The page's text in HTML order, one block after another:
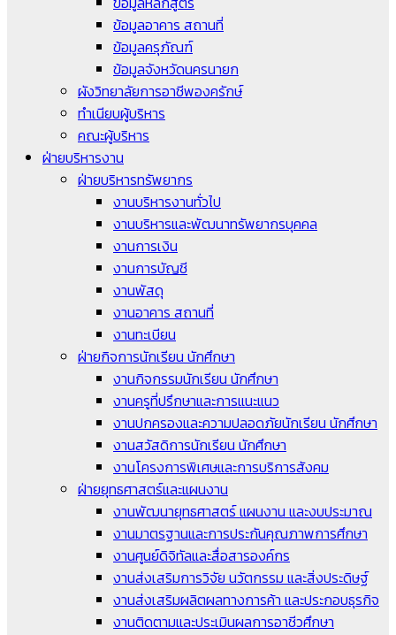
ข้อมูลอาคาร สถานที่
ข้อมูลครุภัณฑ์
ข้อมูลจังหวัดนครนายก
ผังวิทยาลัยการอาชีพองครักษ์
ทำเนียบผู้บริหาร
คณะผู้บริหาร
ฝ่ายบริหารงาน
ฝ่ายบริหารทรัพยากร
งานบริหารงานทั่วไป
งานบริหารและพัฒนาทรัพยากรบุคคล
งานการเงิน
งานการบัญชี
งานพัสดุ
งานอาคาร สถานที่
งานทะเบียน
ฝ่ายกิจการนักเรียน นักศึกษา
งานกิจกรรมนักเรียน นักศึกษา
งานครูที่ปรึกษาและการแนะแนว
งานปกครองและความปลอดภัยนักเรียน นักศึกษา
งานสวัสดิการนักเรียน นักศึกษา
งานโครงการพิเศษและการบริการสังคม
ฝ่ายยุทธศาสตร์และแผนงาน
งานพัฒนายุทธศาสตร์ แผนงาน และงบประมาณ
งานมาตรฐานและการประกันคุณภาพการศึกษา
งานศูนย์ดิจิทัลและสื่อสารองค์กร
งานส่งเสริมการวิจัย นวัตกรรม และสิ่งประดิษฐ์
งานส่งเสริมผลิตผลทางการค้า และประกอบธุรกิจ
งานติดตามและประเมินผลการอาชีวศึกษา